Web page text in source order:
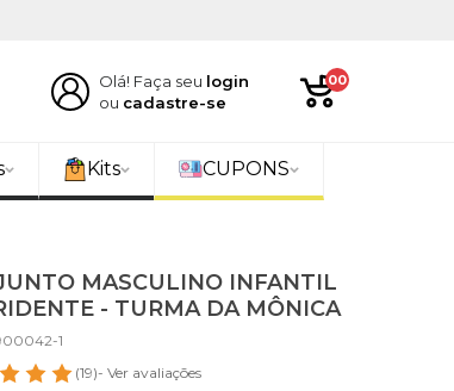
Olá! Faça seu login
ou cadastre-se
00
Kits CUPONS
MASCULINO INFANTIL
- TURMA DA MÔNICA
1
(19)- Ver avaliações